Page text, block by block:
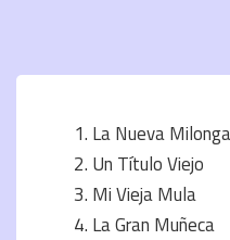
La Nueva Milonga
Un Título Viejo
Mi Vieja Mula
La Gran Muñeca